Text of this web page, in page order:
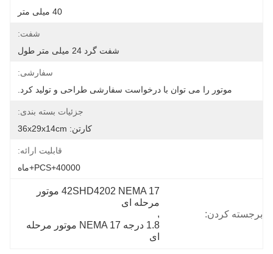
40 میلی متر
شفت:
شفت گرد 24 میلی متر طول
سفارشی:
موتور را می توان با درخواست سفارشی طراحی و تولید کرد.
جزئیات بسته بندی:
کارتن: 36x29x14cm
قابلیت ارائه:
40000+PCS+ماه
برجسته کردن:
42SHD4202 NEMA 17 موتور
مرحله ای
,
1.8 درجه NEMA 17 موتور مرحله
ای